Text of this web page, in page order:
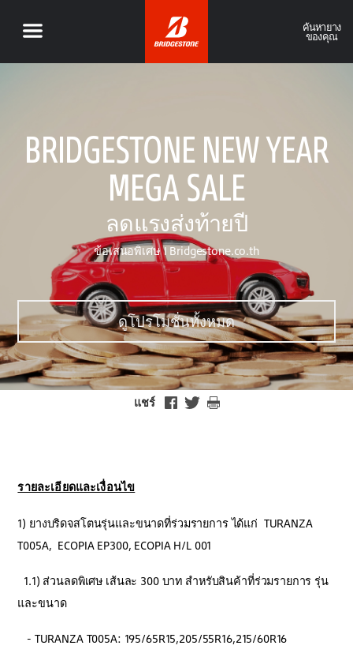
ค้นหายาง
ของคุณ
BRIDGESTONE NEW YEAR
MEGA SALE
ลดแรงส่งท้ายปี
ข้อเสนอพิเศษ I Bridgestone.co.th
ดูโปรโมชั่นทั้งหมด
แชร์
รายละเอียดและเงื่อนไข
1) ยางบริดจสโตนรุ่นและขนาดที่ร่วมรายการ ได้แก่ TURANZA
T005A, ECOPIA EP300, ECOPIA H/L 001
1.1) ส่วนลดพิเศษ เส้นละ 300 บาท สำหรับสินค้าที่ร่วมรายการ รุ่น
และขนาด
- TURANZA T005A: 195/65R15,205/55R16,215/60R16